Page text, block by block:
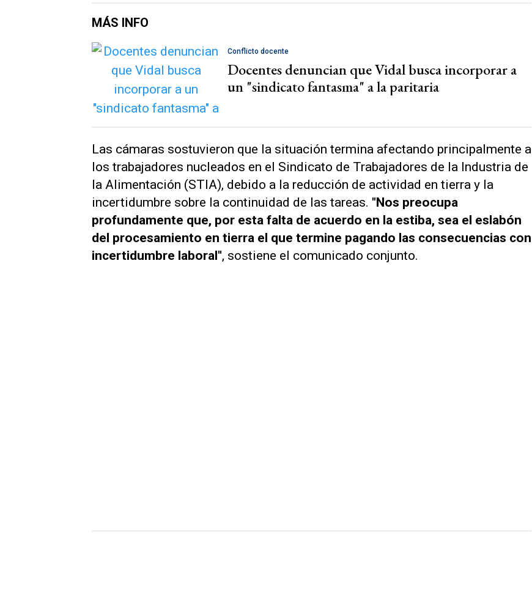
MÁS INFO
Conflicto docente
Docentes denuncian que Vidal busca incorporar a
un "sindicato fantasma" a la paritaria
Las cámaras sostuvieron que la situación termina afectando principalmente a
los trabajadores nucleados en el Sindicato de Trabajadores de la Industria de
la Alimentación (STIA), debido a la reducción de actividad en tierra y la
incertidumbre sobre la continuidad de las tareas. "Nos preocupa
profundamente que, por esta falta de acuerdo en la estiba, sea el eslabón
del procesamiento en tierra el que termine pagando las consecuencias con
incertidumbre laboral", sostiene el comunicado conjunto.